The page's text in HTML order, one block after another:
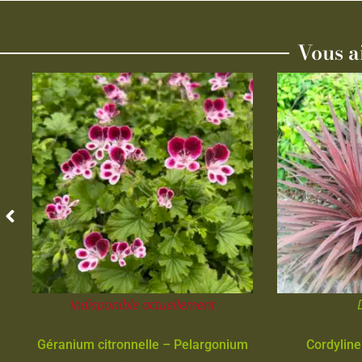
Vous
Indisponible actuellement
Géranium citronnelle – Pelargonium